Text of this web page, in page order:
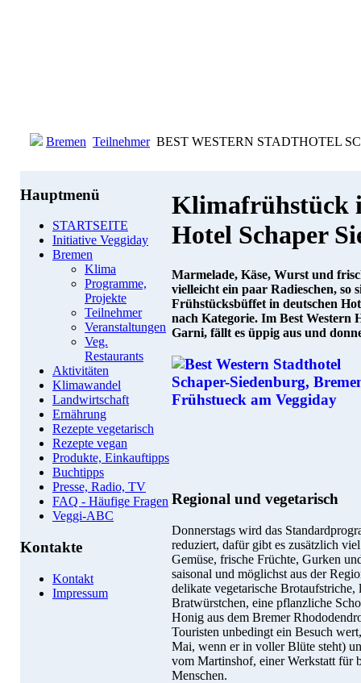
Bremen Teilnehmer BEST WESTERN STADTHOTEL
Hauptmenü
STARTSEITE
Initiative Veggiday
Bremen
Klima
Programme,
Projekte
Teilnehmer
Veranstaltungen
Veg.
Restaurants
Aktivitäten
Klimawandel
Landwirtschaft
Ernährung
Rezepte vegetarisch
Rezepte vegan
Produkte, Einkauftipps
Buchtipps
Presse, Radio, TV
FAQ - Häufige Fragen
Veggi-ABC
Kontakte
Kontakt
Impressum
Klimafrühstück
Hotel Schaper
Marmelade, Käse, Wurst und
vielleicht ein paar Radieschen, so
Frühstücksbüffet in deutschen
nach Kategorie. Im Best Western
Garni, fällt es üppig aus und
Regional und vegetarisch
Donnerstags wird das
reduziert, dafür gibt es zusätzlich
Gemüse, frische Früchte, Gurken
saisonal und möglichst aus der
delikate vegetarische Brotaufstriche,
Bratwürstchen, eine pflanzliche
Honig aus dem Bremer
Touristen unbedingt ein Besuch
Mai, wenn er in voller Blüte steht)
vom Martinshof, einer Werkstatt für
Menschen.